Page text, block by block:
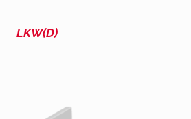
LKW(D)